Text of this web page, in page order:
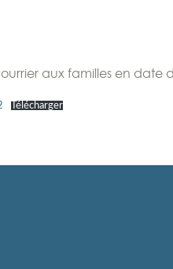
aux familles en date
Télécharger